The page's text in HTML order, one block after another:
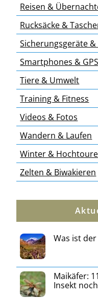
Reisen &
Rucksäcke &
Sicherungsgeräte
Smartphones & GPS
Tiere & Umwelt
Training & Fitness
Videos & Fotos
Wandern & Laufen
Winter &
Zelten & Biwakieren
Was ist
Maikäfer:
Insekt